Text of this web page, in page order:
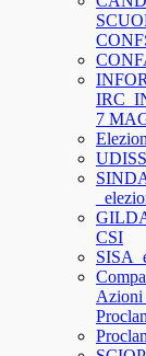
7
CSI
Azioni